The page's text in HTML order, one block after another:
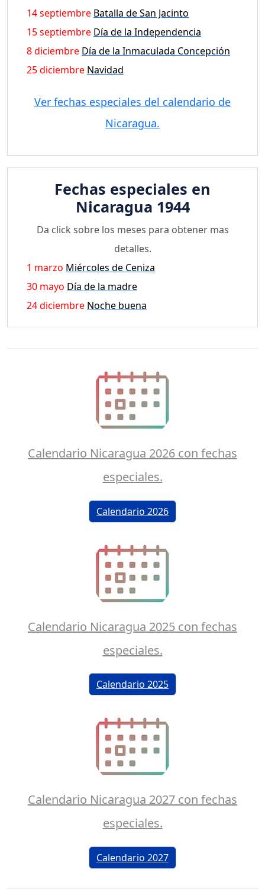
14 septiembre Batalla de San Jacinto
15 septiembre Día de la Independencia
8 diciembre Día de la Inmaculada Concepción
25 diciembre Navidad
Ver fechas especiales del calendario de
Nicaragua.
Fechas especiales en
Nicaragua 1944
Da click sobre los meses para obtener mas
detalles.
1 marzo Miércoles de Ceniza
30 mayo Día de la madre
24 diciembre Noche buena
Calendario Nicaragua 2026 con fechas
especiales.
Calendario 2026
Calendario Nicaragua 2025 con fechas
especiales.
Calendario 2025
Calendario Nicaragua 2027 con fechas
especiales.
Calendario 2027